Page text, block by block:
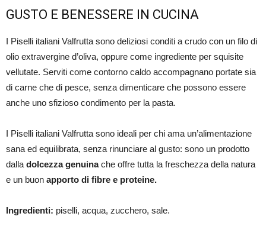
GUSTO E BENESSERE IN CUCINA
I Piselli italiani Valfrutta sono deliziosi conditi a crudo con un filo di
olio extravergine d’oliva, oppure come ingrediente per squisite
vellutate. Serviti come contorno caldo accompagnano portate sia
di carne che di pesce, senza dimenticare che possono essere
anche uno sfizioso condimento per la pasta.
I Piselli italiani Valfrutta sono ideali per chi ama un’alimentazione
sana ed equilibrata, senza rinunciare al gusto: sono un prodotto
dalla dolcezza genuinache offre tutta la freschezza della natura
e un buon apporto di fibre e proteine.
Ingredienti: piselli, acqua, zucchero, sale.